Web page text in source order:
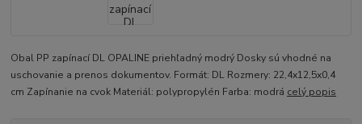
Obal PP zapínací DL OPALINE priehľadný modrý Dosky sú vhodné na
uschovanie a prenos dokumentov. Formát: DL Rozmery: 22,4x12,5x0,4
cm Zapínanie na cvok Materiál: polypropylén Farba: modrá celý popis